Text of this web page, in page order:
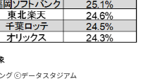
グ ⓒデータスタジアム